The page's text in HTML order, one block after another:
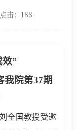
： 188
效”
我院第37期
全国教授受邀